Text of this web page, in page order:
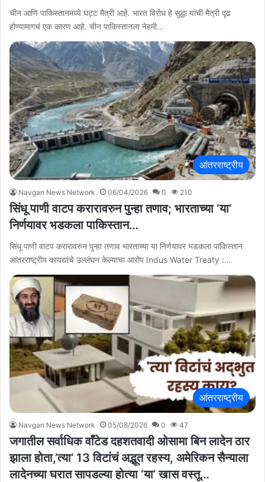
चीन आणि पाकिस्तानमध्ये घट्ट मैत्री आहे. भारत विरोध हे सुद्धा यांची मैत्री दृढ
होण्यामागचं एक कारण आहे. चीन पाकिस्तानला नेहमी…
आंतरराष्ट्रीय
Navgan News Network 06/04/2026 0 210
सिंधू पाणी वाटप करारावरुन पुन्हा तणाव; भारताच्या ‘या’
निर्णयावर भडकला पाकिस्तान…
सिंधू पाणी वाटप करारावरुन पुन्हा तणाव भारताच्या या निर्णयावर भडकला पाकिस्तान
आंतरराष्ट्रीय कायद्यांचे उल्लंघन केल्याचा आरोप Indus Water Treaty :…
आंतरराष्ट्रीय
Navgan News Network 05/08/2026 0 47
जगातील सर्वाधिक वाँटेड दहशतवादी ओसामा बिन लादेन ठार
झाला होता,’त्‍या’ 13 विटांचं अद्भूत रहस्य, अमेरिकन सैन्याला
लादेनच्या घरात सापडल्या होत्‍या ‘या’ खास वस्तू…